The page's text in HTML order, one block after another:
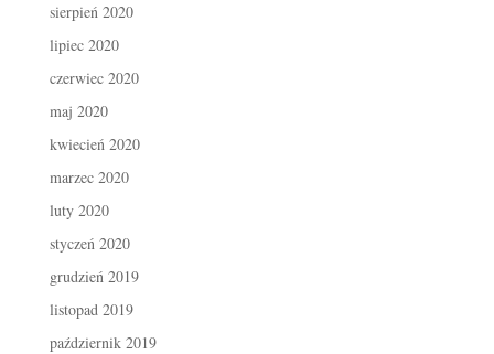
sierpień 2020
lipiec 2020
czerwiec 2020
maj 2020
kwiecień 2020
marzec 2020
luty 2020
styczeń 2020
grudzień 2019
listopad 2019
październik 2019